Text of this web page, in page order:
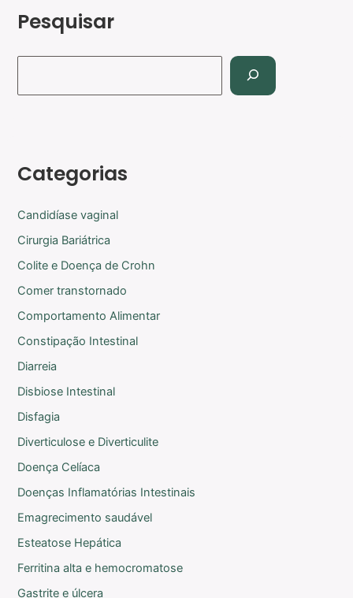
Pesquisar
Categorias
Candidíase vaginal
Cirurgia Bariátrica
Colite e Doença de Crohn
Comer transtornado
Comportamento Alimentar
Constipação Intestinal
Diarreia
Disbiose Intestinal
Disfagia
Diverticulose e Diverticulite
Doença Celíaca
Doenças Inflamatórias Intestinais
Emagrecimento saudável
Esteatose Hepática
Ferritina alta e hemocromatose
Gastrite e úlcera